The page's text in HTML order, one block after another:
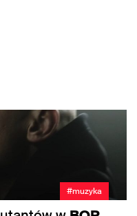
#muzyka